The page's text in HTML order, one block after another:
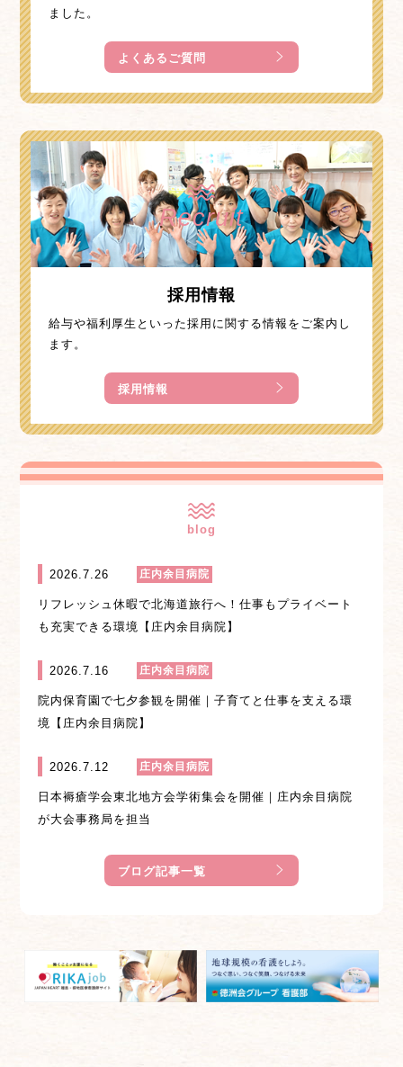
ました。
よくあるご質問
Recruit
採用情報
給与や福利厚生といった採用に関する情報をご案内し
ます。
採用情報
blog
2026.7.26 庄内余目病院
リフレッシュ休暇で北海道旅行へ！仕事もプライベート
も充実できる環境【庄内余目病院】
2026.7.16 庄内余目病院
院内保育園で七夕参観を開催｜子育てと仕事を支える環
境【庄内余目病院】
2026.7.12 庄内余目病院
日本褥瘡学会東北地方会学術集会を開催｜庄内余目病院
が大会事務局を担当
ブログ記事一覧